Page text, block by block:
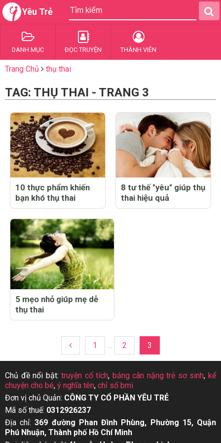
Yêu Trẻ
DANH MỤC ĐỌC TRUYỆN THÀNH VIÊN
Trang Chủ thụ thai
TAG: THỤ THAI - TRANG 3
10 thực phẩm khiến
bạn khó thụ thai
8 tư thế "yêu" giúp thụ
thai hiệu quả
5 mẹo nhỏ giúp mẹ dễ
thụ thai
1 ... 2 3
Chủ đề nổi bật:truyện cổ tích, bảng cân nặng trẻ sơ sinh, kể
chuyện cho bé, ý nghĩa tên, chỉ số bmi
Đơn vị chủ Quản: CÔNG TY CỔ PHẦN YÊU TRẺ
Mã số thuế: 0312926237
Địa chỉ:369 đường Phan Đình Phùng, Phường 15, Quận
Phú Nhuận, Thành phố Hồ Chí Minh